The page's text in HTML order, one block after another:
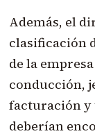
Además, el
clasificación
de la
conducción,
facturación y
deberían